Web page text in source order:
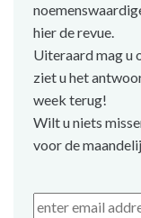
hier de revue.
Uiteraard mag u
ziet u het
week terug!
Wilt u niets
voor de